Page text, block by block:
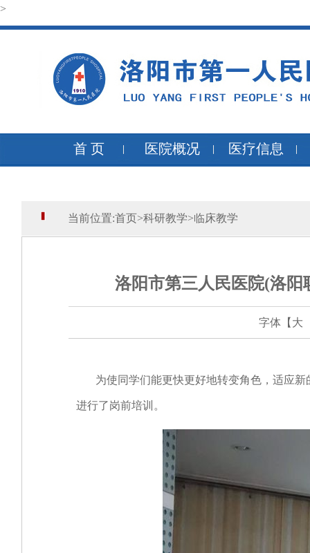
>
首 页 医院概况 医疗信息
当前位置:首页>科研教学>临床教学
洛阳市第三人民医院(洛阳
字体【 大
为使同学们能更快更好地转变角色，适应新
进行了岗前培训。